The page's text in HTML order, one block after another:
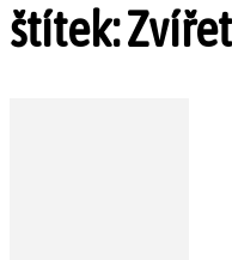
štítek: